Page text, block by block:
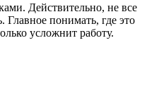
Действительно, не все
Главное понимать, где это
усложнит работу.